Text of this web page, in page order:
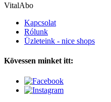
VitalAbo
Kapcsolat
Rólunk
Üzleteink - nice shops
Kövessen minket itt: